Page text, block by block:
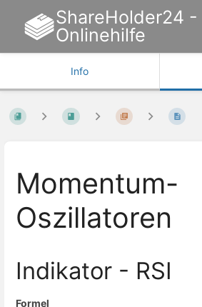
ShareHolder24 -
Onlinehilfe
Info
Momentum-
Oszillatoren
Indikator - RSI
Formel